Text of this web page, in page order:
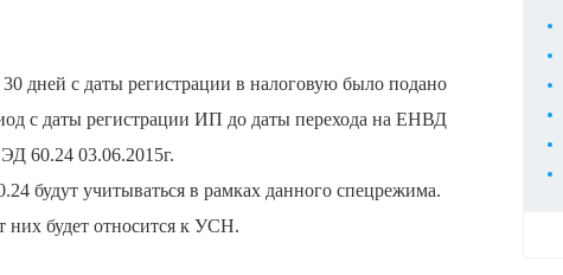
дней с даты регистрации в налоговую было подано
с даты регистрации ИП до даты перехода на ЕНВД
60.24 03.06.2015г.
будут учитываться в рамках данного спецрежима.
них будет относится к УСН.